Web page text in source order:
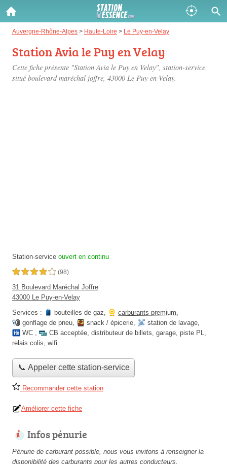
Auvergne-Rhône-Alpes > Haute-Loire > Le Puy-en-Velay
Station Avia le Puy en Velay
Cette fiche présente "Station Avia le Puy en Velay", station-service
situé boulevard maréchal joffre, 43000 Le Puy-en-Velay.
Station-service ouvert en continu
4,0 étoiles sur 5 (98)
31 Boulevard Maréchal Joffre
43000 Le Puy-en-Velay
Services :
bouteilles de gaz, carburants premium,
gonflage de pneu, snack / épicerie, station de lavage,
WC , CB acceptée, distributeur de billets, garage, piste PL,
relais colis, wifi
📞 Appeler cette station-service
Recommander cette station
Améliorer cette fiche
Infos pénurie
Pénurie de carburant possible, nous vous invitons à renseigner la
disponibilité des carburants pour les autres conducteurs.
Gazole :
Disponible Épuisé
SP 98 :